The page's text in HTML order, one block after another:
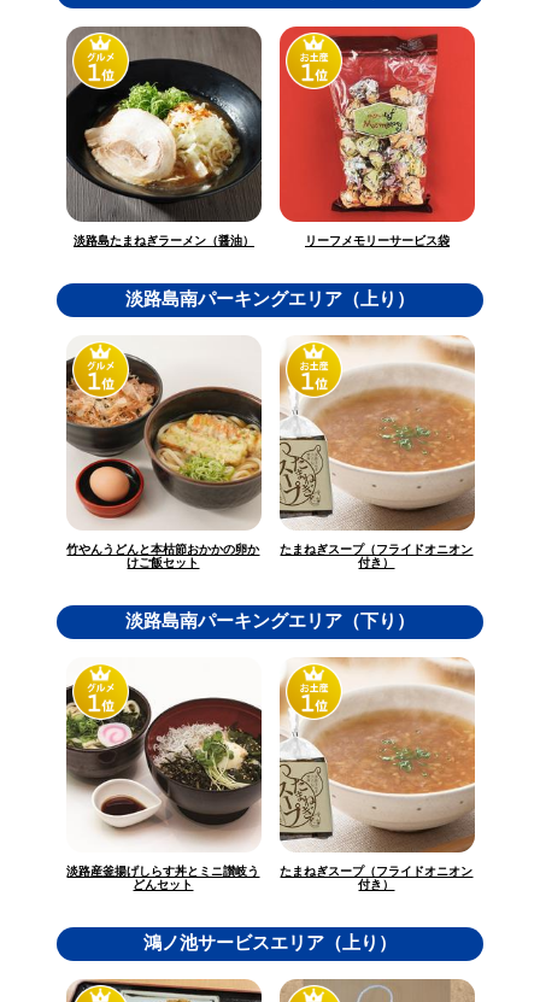
淡路島たまねぎラーメン（醤油） リーフメモリーサービス袋
淡路島南パーキングエリア（上り）
竹やんうどんと本枯節おかかの卵か
けご飯セット
たまねぎスープ（フライドオニオン
付き）
淡路島南パーキングエリア（下り）
淡路産釜揚げしらす丼とミニ讃岐う
どんセット
たまねぎスープ（フライドオニオン
付き）
鴻ノ池サービスエリア（上り）